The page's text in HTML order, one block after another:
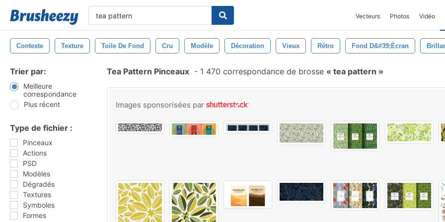
Vecteurs Photos Vidéo
Contexte Texture Toile De Fond Cru Modèle Décoration Vieux Rétro Fond D&#39;écran
Trier par:
Meilleure
correspondance
Plus récent
Type de fichier :
Pinceaux
Actions
PSD
Modèles
Dégradés
Textures
Symboles
Formes
Tea Pattern Pinceaux - 1 470 correspondance de brosse tea pattern
Images sponsorisées par